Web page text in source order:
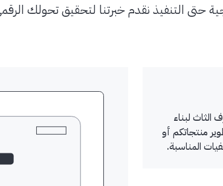
حتى التنفيذ نقدم خبرتنا لتحقيق تحولك
لبناء
منتجاتكم أو
المناسبة.